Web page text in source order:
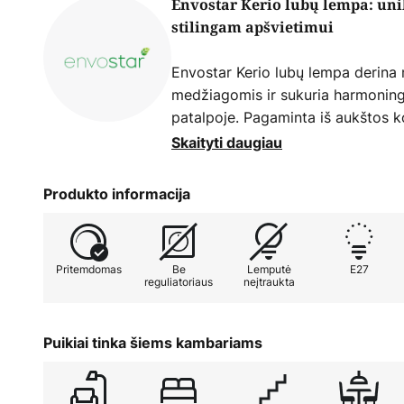
Envostar Kerio lubų lempa:
stilingam apšvietimui
Envostar Kerio lubų lempa
medžiagomis ir sukuria
patalpoje. Pagaminta iš aukštos
stiklo, ši lempa ne tik atrodo
dera prie įvairių interjero stilių.
Ypatinga Envostar Kerio savybė
lempa yra unikali, nes medžio
natūralios savybės. Galimybė
prieškambaryje ar valgomojoje.
šviesa.
Skaityti daugiau
Produkto informacija
Pritemdomas
Be
reguliatoriaus
Lemputė
neįtraukta
E27
Puikiai tinka šiems kambariams